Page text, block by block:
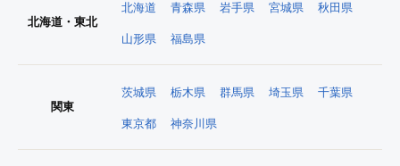
北海道・東北
北海道 青森県 岩手県 宮城県 秋田県
山形県 福島県
関東
茨城県 栃木県 群馬県 埼玉県 千葉県
東京都 神奈川県